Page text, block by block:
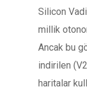
Silicon
millik
Ancak bu
indirilen
haritalar